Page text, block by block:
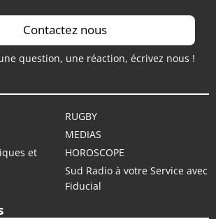
Contactez nous
question, une réaction, écrivez nous !
RUGBY
MEDIAS
et
HOROSCOPE
Sud Radio à votre Service avec
Fiducial